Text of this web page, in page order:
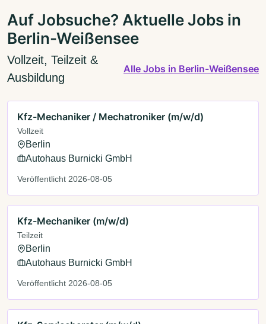
Auf Jobsuche? Aktuelle Jobs in
Berlin-Weißensee
Vollzeit, Teilzeit &
Ausbildung
Alle Jobs in Berlin-Weißensee
Kfz-Mechaniker / Mechatroniker (m/w/d)
Vollzeit
Berlin
Autohaus Burnicki GmbH
Veröffentlicht 2026-08-05
Kfz-Mechaniker (m/w/d)
Teilzeit
Berlin
Autohaus Burnicki GmbH
Veröffentlicht 2026-08-05